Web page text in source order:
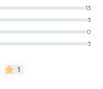
13
3
0
3
1